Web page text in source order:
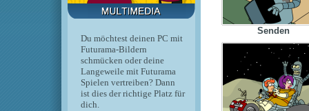
Du möchtest deinen PC mit
Futurama-Bildern
schmücken oder deine
Langeweile mit Futurama
Spielen vertreiben? Dann
ist dies der richtige Platz für
dich.
Senden